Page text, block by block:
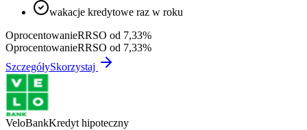
wakacje kredytowe raz w roku
OprocentowanieRRSO od 7,33%
OprocentowanieRRSO od 7,33%
SzczegółySkorzystaj
VeloBankKredyt hipoteczny